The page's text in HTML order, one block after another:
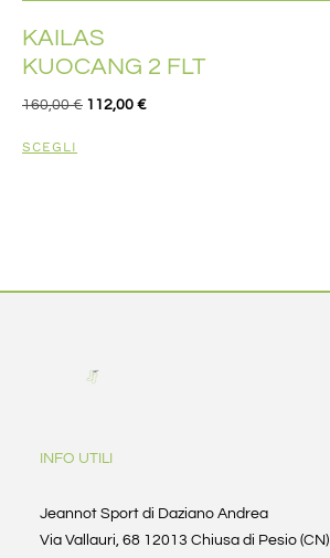
KAILAS
KUOCANG 2 FLT
160,00€ 112,00 €
SCEGLI
INFO UTILI
Jeannot Sport di Daziano Andrea
Via Vallauri, 68 12013 Chiusa di Pesio (CN)